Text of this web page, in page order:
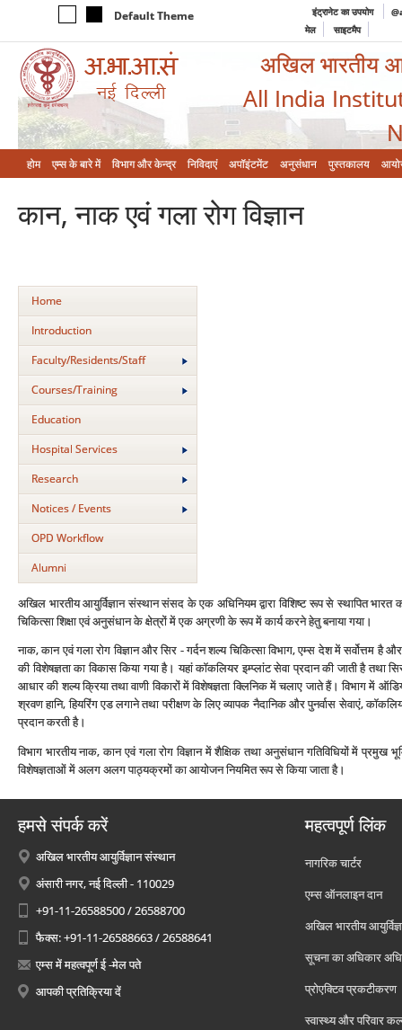
Default Theme इंट्रानेट का उपयोग
मेल
साइटमैप
अखिल भारतीय
All India
होम एम्‍स के बारे में विभाग और केन्‍द्र निविदाएं अपॉइंटमेंट अनुसंधान पुस्तकालय
कान, नाक एवं गला रोग विज्ञान
Home
Introduction
Faculty/Residents/Staff
Courses/Training
Education
Hospital Services
Research
Notices / Events
OPD Workflow
Alumni
अखिल भारतीय आयुर्विज्ञान संस्‍थान संसद के एक अधिनियम द्वारा विशिष्‍ट रूप से स्‍थापित
चिकित्‍सा शिक्षा एवं अनुसंधान के क्षेत्रों में एक अग्रणी के रूप में कार्य करने हेतु बनाया गया।
नाक, कान एवं गला रोग विज्ञान और सिर - गर्दन शल्‍य चिकित्‍सा विभाग, एम्‍स देश में सर्वोत्तम है
की विशेषज्ञता का विकास किया गया है। यहां कॉकलियर इम्‍प्‍लांट सेवा प्रदान की जाती है तथा
आधार की शल्‍य क्रिया तथा वाणी विकारों में विशेषज्ञता क्लिनिक में चलाए जाते हैं। विभाग में
श्रवण हानि, हियरिंग एड लगाने तथा परीक्षण के लिए व्‍यापक नैदानिक और पुनर्वास सेवाएं,
प्रदान करती है।
विभाग भारतीय नाक, कान एवं गला रोग विज्ञान में शैक्षिक तथा अनुसंधान गतिविधियों में प्रमुख
विशेषज्ञताओं में अलग अलग पाठ्यक्रमों का आयोजन नियमित रूप से किया जाता है।
हमसे संपर्क करें
अखिल भारतीय आयुर्विज्ञान संस्थान
अंसारी नगर, नई दिल्ली - 110029
+91-11-26588500 / 26588700
फैक्स: +91-11-26588663 / 26588641
एम्स में महत्वपूर्ण ई -मेल पते
आपकी प्रतिक्रिया दें
महत्वपूर्ण लिंक
नागरिक चार्टर
एम्स ऑनलाइन दान
अखिल भारतीय
सूचना का अधिकार
प्रोएक्टिव प्रकटीकरण
स्वास्थ्य और परिवार